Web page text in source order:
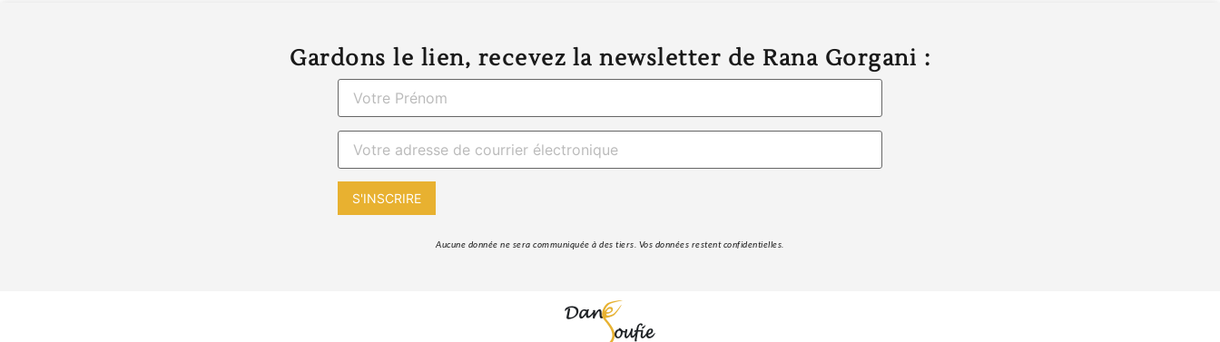
Gardons le lien, recevez la newsletter de Rana Gorgani :